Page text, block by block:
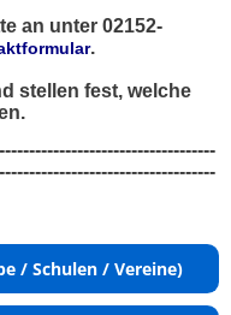
an unter 02152-
.
stellen fest, welche
/ Schulen / Vereine)